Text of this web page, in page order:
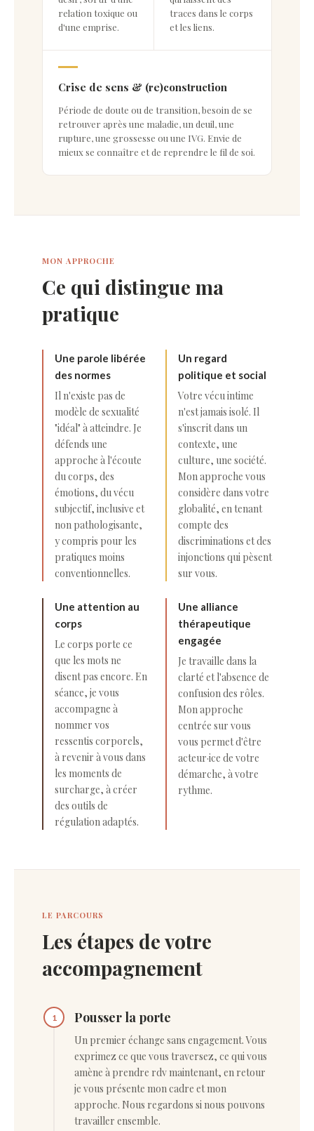
relation toxique ou
d'une emprise.
traces dans le corps
et les liens.
Crise de sens & (re)construction
Période de doute ou de transition, besoin de se
retrouver après une maladie, un deuil, une
rupture, une grossesse ou une IVG. Envie de
mieux se connaître et de reprendre le fil de soi.
MON APPROCHE
Ce qui distingue ma
pratique
Une parole libérée
des normes
Il n'existe pas de
modèle de sexualité
"idéal" à atteindre. Je
défends une
approche à l'écoute
du corps, des
émotions, du vécu
subjectif, inclusive et
non pathologisante,
y compris pour les
pratiques moins
conventionnelles.
Un regard
politique et social
Votre vécu intime
n'est jamais isolé. Il
s'inscrit dans un
contexte, une
culture, une société.
Mon approche vous
considère dans votre
globalité, en tenant
compte des
discriminations et des
injonctions qui pèsent
sur vous.
Une attention au
corps
Le corps porte ce
que les mots ne
disent pas encore. En
séance, je vous
accompagne à
nommer vos
ressentis corporels,
à revenir à vous dans
les moments de
surcharge, à créer
des outils de
régulation adaptés.
Une alliance
thérapeutique
engagée
Je travaille dans la
clarté et l'absence de
confusion des rôles.
Mon approche
centrée sur vous
vous permet d'être
acteur·ice de votre
démarche, à votre
rythme.
LE PARCOURS
Les étapes de votre
accompagnement
1 Pousser la porte
Un premier échange sans engagement. Vous
exprimez ce que vous traversez, ce qui vous
amène à prendre rdv maintenant, en retour
je vous présente mon cadre et mon
approche. Nous regardons si nous pouvons
travailler ensemble.